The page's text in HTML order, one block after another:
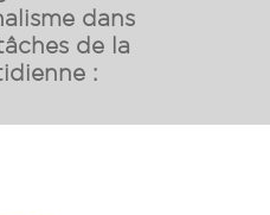
dans
de la
: